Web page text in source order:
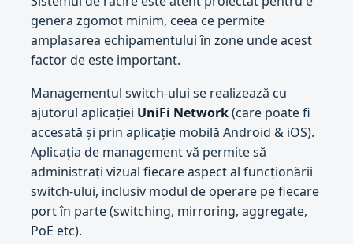
genera zgomot minim, ceea ce permite
amplasarea echipamentului în zone unde acest
factor de este important.
Managementul switch-ului se realizează cu
ajutorul aplicației UniFi Network(care poate fi
accesată și prin aplicație mobilă Android & iOS).
Aplicația de management vă permite să
administrați vizual fiecare aspect al funcționării
switch-ului, inclusiv modul de operare pe fiecare
port în parte (switching, mirroring, aggregate,
PoE etc).